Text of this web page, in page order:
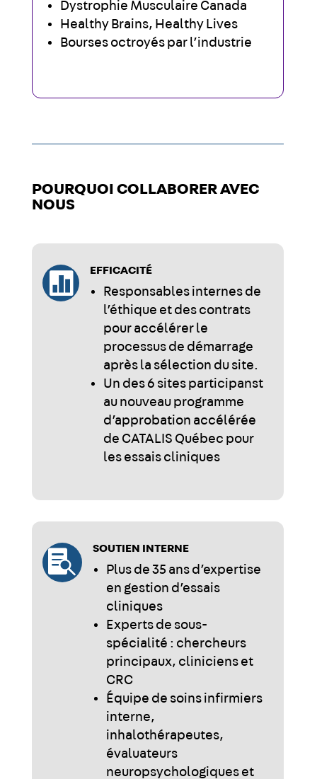
Dystrophie Musculaire Canada
Healthy Brains, Healthy Lives
Bourses octroyés par l’industrie
POURQUOI COLLABORER AVEC
NOUS
 EFFICACITÉ
Responsables internes de
l’éthique et des contrats
pour accélérer le
processus de démarrage
après la sélection du site.
Un des 6 sites participanst
au nouveau programme
d’approbation accélérée
de CATALIS Québec pour
les essais cliniques
 SOUTIEN INTERNE
Plus de 35 ans d’expertise
en gestion d’essais
cliniques
Experts de sous-
spécialité : chercheurs
principaux, cliniciens et
CRC
Équipe de soins infirmiers
interne,
inhalothérapeutes,
évaluateurs
neuropsychologiques et